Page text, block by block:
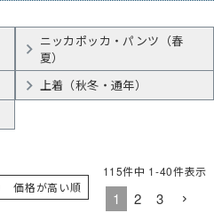
ニッカポッカ・パンツ（春
夏）
上着（秋冬・通年）
価格が高い順
115件中 1-40件表示
1 2 3